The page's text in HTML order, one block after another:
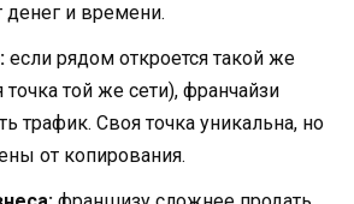
денег и времени.
если рядом откроется такой же
точка той же сети), франчайзи
трафик. Своя точка уникальна, но
от копирования.